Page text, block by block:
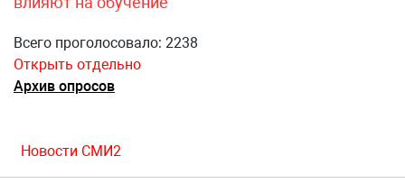
Всего проголосовало: 2238
Открыть отдельно
Архив опросов
Новости СМИ2